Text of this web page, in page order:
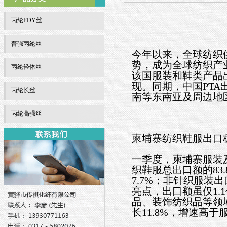
丙纶FDY丝
普强丙纶丝
丙纶轻体丝
丙纶长丝
丙纶高强丝
今年以来，全球纺织
势，成为全球纺织产
该国服装和鞋类产品
现。同期，中国PTA
南等东南亚及周边地
柬埔寨纺织鞋服出口
一季度，柬埔寨服装
织鞋服总出口额的
7.7%；非针织服装
亮点，出口额虽仅
品、装饰纺织品等领
长11.8%，增速高于